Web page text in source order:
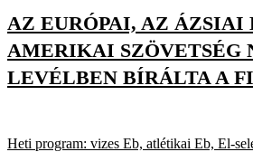
AZ EURÓPAI, AZ ÁZSIAI
AMERIKAI SZÖVETSÉG
LEVÉLBEN BÍRÁLTA A
Heti program: vizes Eb, atlétikai Eb, El-